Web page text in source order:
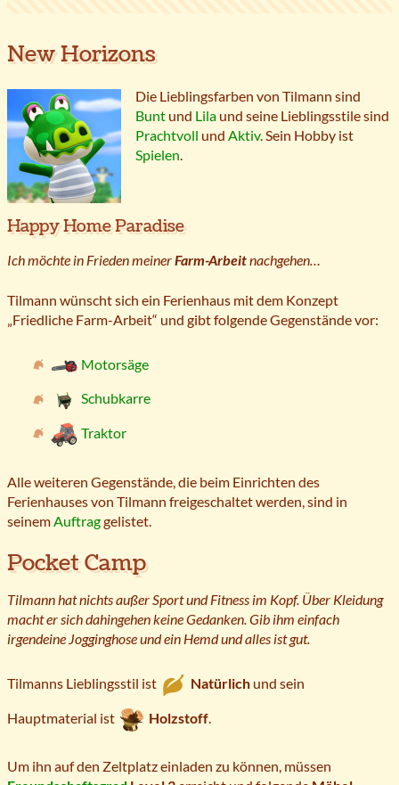
New Horizons
Die Lieblingsfarben von Tilmann sind
Bunt und Lila und seine Lieblingsstile sind
Prachtvoll und Aktiv. Sein Hobby ist
Spielen.
Happy Home Paradise
Ich möchte in Frieden meinerFarm-Arbeitnachgehen…
Tilmann wünscht sich ein Ferienhaus mit dem Konzept
„Friedliche Farm-Arbeit“ und gibt folgende Gegenstände vor:
Motorsäge
Schubkarre
Traktor
Alle weiteren Gegenstände, die beim Einrichten des
Ferienhauses von Tilmann freigeschaltet werden, sind in
seinem Auftraggelistet.
Pocket Camp
Tilmann hat nichts außer Sport und Fitness im Kopf. Über Kleidung
macht er sich dahingehen keine Gedanken. Gib ihm einfach
irgendeine Jogginghose und ein Hemd und alles ist gut.
Tilmanns Lieblingsstil ist Natürlich und sein
Hauptmaterial ist Holzstoff.
Um ihn auf den Zeltplatz einladen zu können, müssen